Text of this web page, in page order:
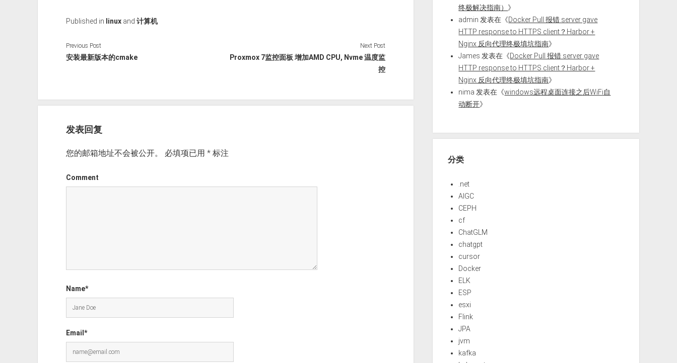
Published in linuxand 计算机
Previous Post
安装最新版本的cmake
Next Post
Proxmox 7监控面板 增加AMD CPU, Nvme 温度监
控
发表回复
您的邮箱地址不会被公开。 必填项已用 *标注
Comment
Name*
Email*
终极解决指南） 》
admin 发表在《Docker Pull 报错 server gave
HTTP response to HTTPS client？Harbor +
Nginx 反向代理终极填坑指南》
James 发表在《Docker Pull 报错 server gave
HTTP response to HTTPS client？Harbor +
Nginx 反向代理终极填坑指南》
nima 发表在《windows远程桌面连接之后WiFi自
动断开》
分类
.net
AIGC
CEPH
cf
ChatGLM
chatgpt
cursor
Docker
ELK
ESP
esxi
Flink
JPA
jvm
kafka